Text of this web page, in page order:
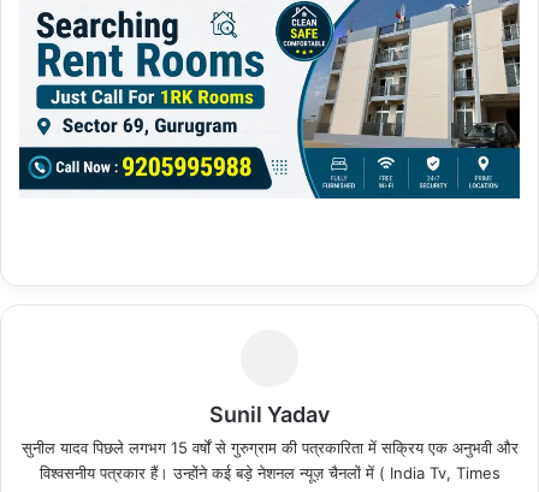
Sunil Yadav
सुनील यादव पिछले लगभग 15 वर्षों से गुरुग्राम की पत्रकारिता में सक्रिय एक अनुभवी और
विश्वसनीय पत्रकार हैं। उन्होंने कई बड़े नेशनल न्यूज़ चैनलों में ( India Tv, Times